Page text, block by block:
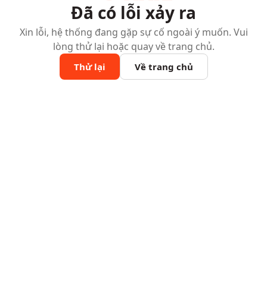
Đã có lỗi xảy ra
Xin lỗi, hệ thống đang gặp sự cố ngoài ý muốn. Vui
lòng thử lại hoặc quay về trang chủ.
Thử lại Về trang chủ